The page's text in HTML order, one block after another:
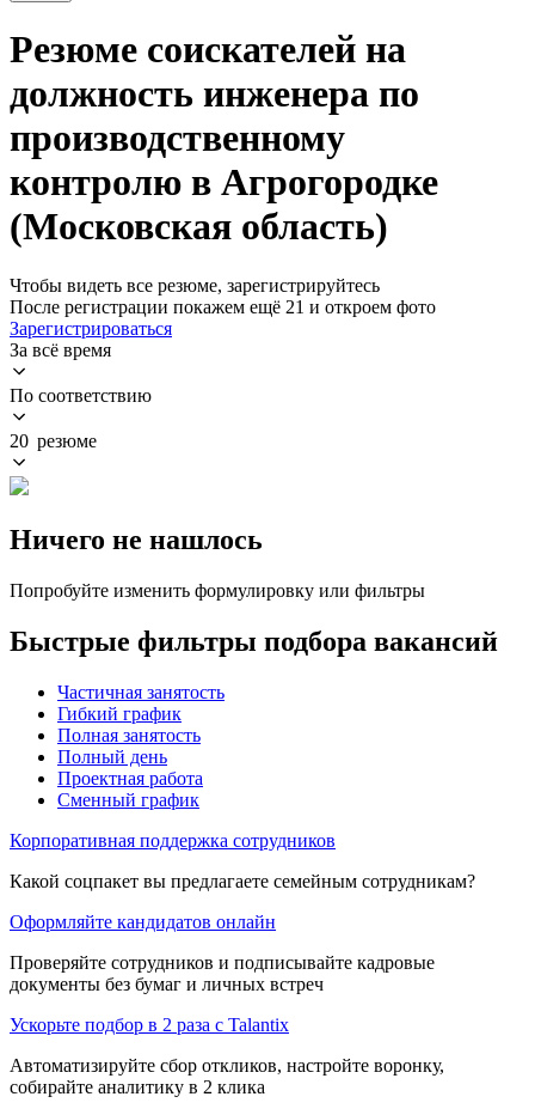
Резюме соискателей на
должность инженера по
производственному
контролю в Агрогородке
(Московская область)
Чтобы видеть все резюме, зарегистрируйтесь
После регистрации покажем ещё 21 и откроем фото
Зарегистрироваться
За всё время
По соответствию
20 резюме
Ничего не нашлось
Попробуйте изменить формулировку или фильтры
Быстрые фильтры подбора вакансий
Частичная занятость
Гибкий график
Полная занятость
Полный день
Проектная работа
Сменный график
Корпоративная поддержка сотрудников
Какой соцпакет вы предлагаете семейным сотрудникам?
Оформляйте кандидатов онлайн
Проверяйте сотрудников и подписывайте кадровые
документы без бумаг и личных встреч
Ускорьте подбор в 2 раза с Talantix
Автоматизируйте сбор откликов, настройте воронку,
собирайте аналитику в 2 клика